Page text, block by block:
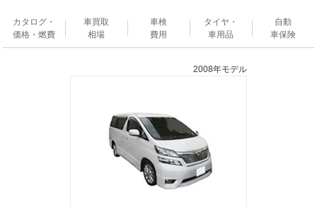
カタログ・
価格・燃費
車買取
相場
車検
費用
タイヤ・
車用品
自動
車保険
2008年モデル